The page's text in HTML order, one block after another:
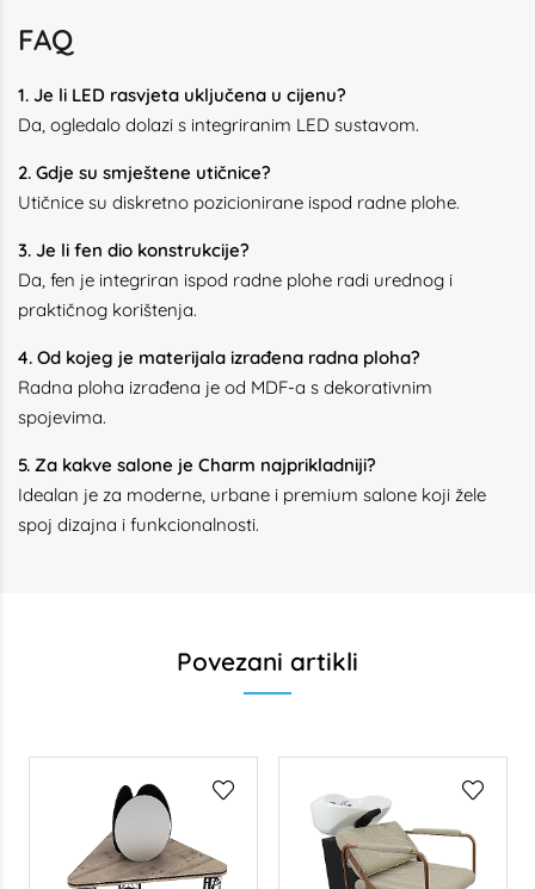
FAQ
1. Je li LED rasvjeta uključena u cijenu?
Da, ogledalo dolazi s integriranim LED sustavom.
2. Gdje su smještene utičnice?
Utičnice su diskretno pozicionirane ispod radne plohe.
3. Je li fen dio konstrukcije?
Da, fen je integriran ispod radne plohe radi urednog i
praktičnog korištenja.
4. Od kojeg je materijala izrađena radna ploha?
Radna ploha izrađena je od MDF-a s dekorativnim
spojevima.
5. Za kakve salone je Charm najprikladniji?
Idealan je za moderne, urbane i premium salone koji žele
spoj dizajna i funkcionalnosti.
Povezani artikli